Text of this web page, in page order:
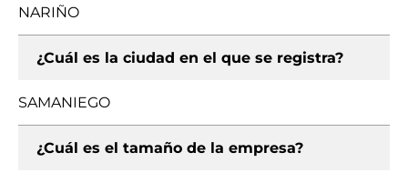
NARIÑO
¿Cuál es la ciudad en el que se registra?
SAMANIEGO
¿Cuál es el tamaño de la empresa?